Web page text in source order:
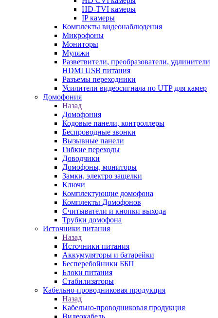
HD-TVI камеры
IP камеры
Комплекты видеонаблюдения
Микрофоны
Мониторы
Муляжи
Разветвители, преобразователи, удлинители
HDMI USB питания
Разъемы переходники
Усилители видеосигнала по UTP для камер
Домофония
Назад
Домофония
Кодовые панели, контроллеры
Беспроводные звонки
Вызывные панели
Гибкие переходы
Доводчики
Домофоны, мониторы
Замки, электро защелки
Ключи
Комплектующие домофона
Комплекты Домофонов
Считыватели и кнопки выхода
Трубки домофона
Источники питания
Назад
Источники питания
Аккумуляторы и батарейки
Бесперебойники ББП
Блоки питания
Стабилизаторы
Кабельно-проводниковая продукция
Назад
Кабельно-проводниковая продукция
Видеокабель